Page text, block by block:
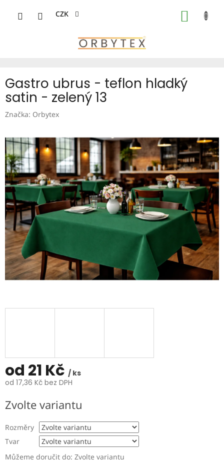
CZK
Gastro ubrus - teflon hladký
satin - zelený 13
Značka: Orbytex
od 21 Kč / ks
od 17,36 Kč bez DPH
cena:
Zvolte variantu
Rozměry
Tvar
Můžeme doručit do: Zvolte variantu